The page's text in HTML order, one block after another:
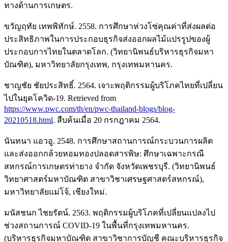
ทางด้านการเกษตร.
ขวัญฤทัย เทพพิทักษ์. 2558. การศึกษาห่วงโซ่คุณค่าที่ส่งผลต่อ
ประสิทธิภาพในการประกอบธุรกิจส่งออกผลไม้แปรรูปของผู้
ประกอบการไทยในตลาดโลก. (วิทยานิพนธ์บริหารธุรกิจมหา
บัณฑิต), มหาวิทยาลัยกรุงเทพ, กรุงเทพมหานคร.
ชาญชัย ชัยประสิทธิ์. 2564. เจาะพฤติกรรมผู้บริโภคไทยที่เปลี่ยน
ไปในยุคโควิด-19. Retrieved from
https://www.pwc.com/th/en/pwc-thailand-blogs/blog-
20210518.html. สืบค้นเมื่อ 20 กรกฎาคม 2564.
นันทนา แอวอู. 2548. การศึกษาสถานการณ์กระบวนการผลิต
และส่งออกกล้วยหอมทองปลอดสารพิษ: ศึกษาเฉพาะกรณี
สหกรณ์การเกษตรท่ายาง จำกัด จังหวัดเพชรบุรี. (วิทยานิพนธ์
วิทยาศาสตร์มหาบัณฑิต สาขาวิชาเศรษฐศาสตร์สหกรณ์),
มหาวิทยาลัยแม่โจ้, เชียงใหม่.
มนัสชนก ไชยรัตน์. 2563. พฤติกรรมผู้บริโภคที่เปลี่ยนแปลงไป
ช่วงสถานการณ์ COVID-19 ในพื้นที่กรุงเทพมหานคร.
(บริหารธุรกิจมหาบัณฑิต สาขาวิชาการบัญชี คณะบริหารธุรกิจ